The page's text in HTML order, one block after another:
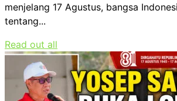
menjelang 17 Agustus, bangsa
tentang...
Read out all